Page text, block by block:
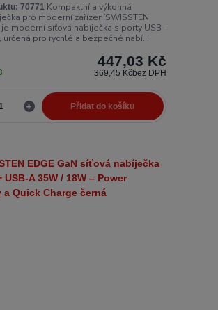
70771Kompaktní a výkonná
pro moderní zařízeníSWISSTEN
je moderní síťová nabíječka s porty USB-
určená pro rychlé a bezpečné nabí...
447,03 Kč
369,45 Kčbez DPH
Přidat do košíku